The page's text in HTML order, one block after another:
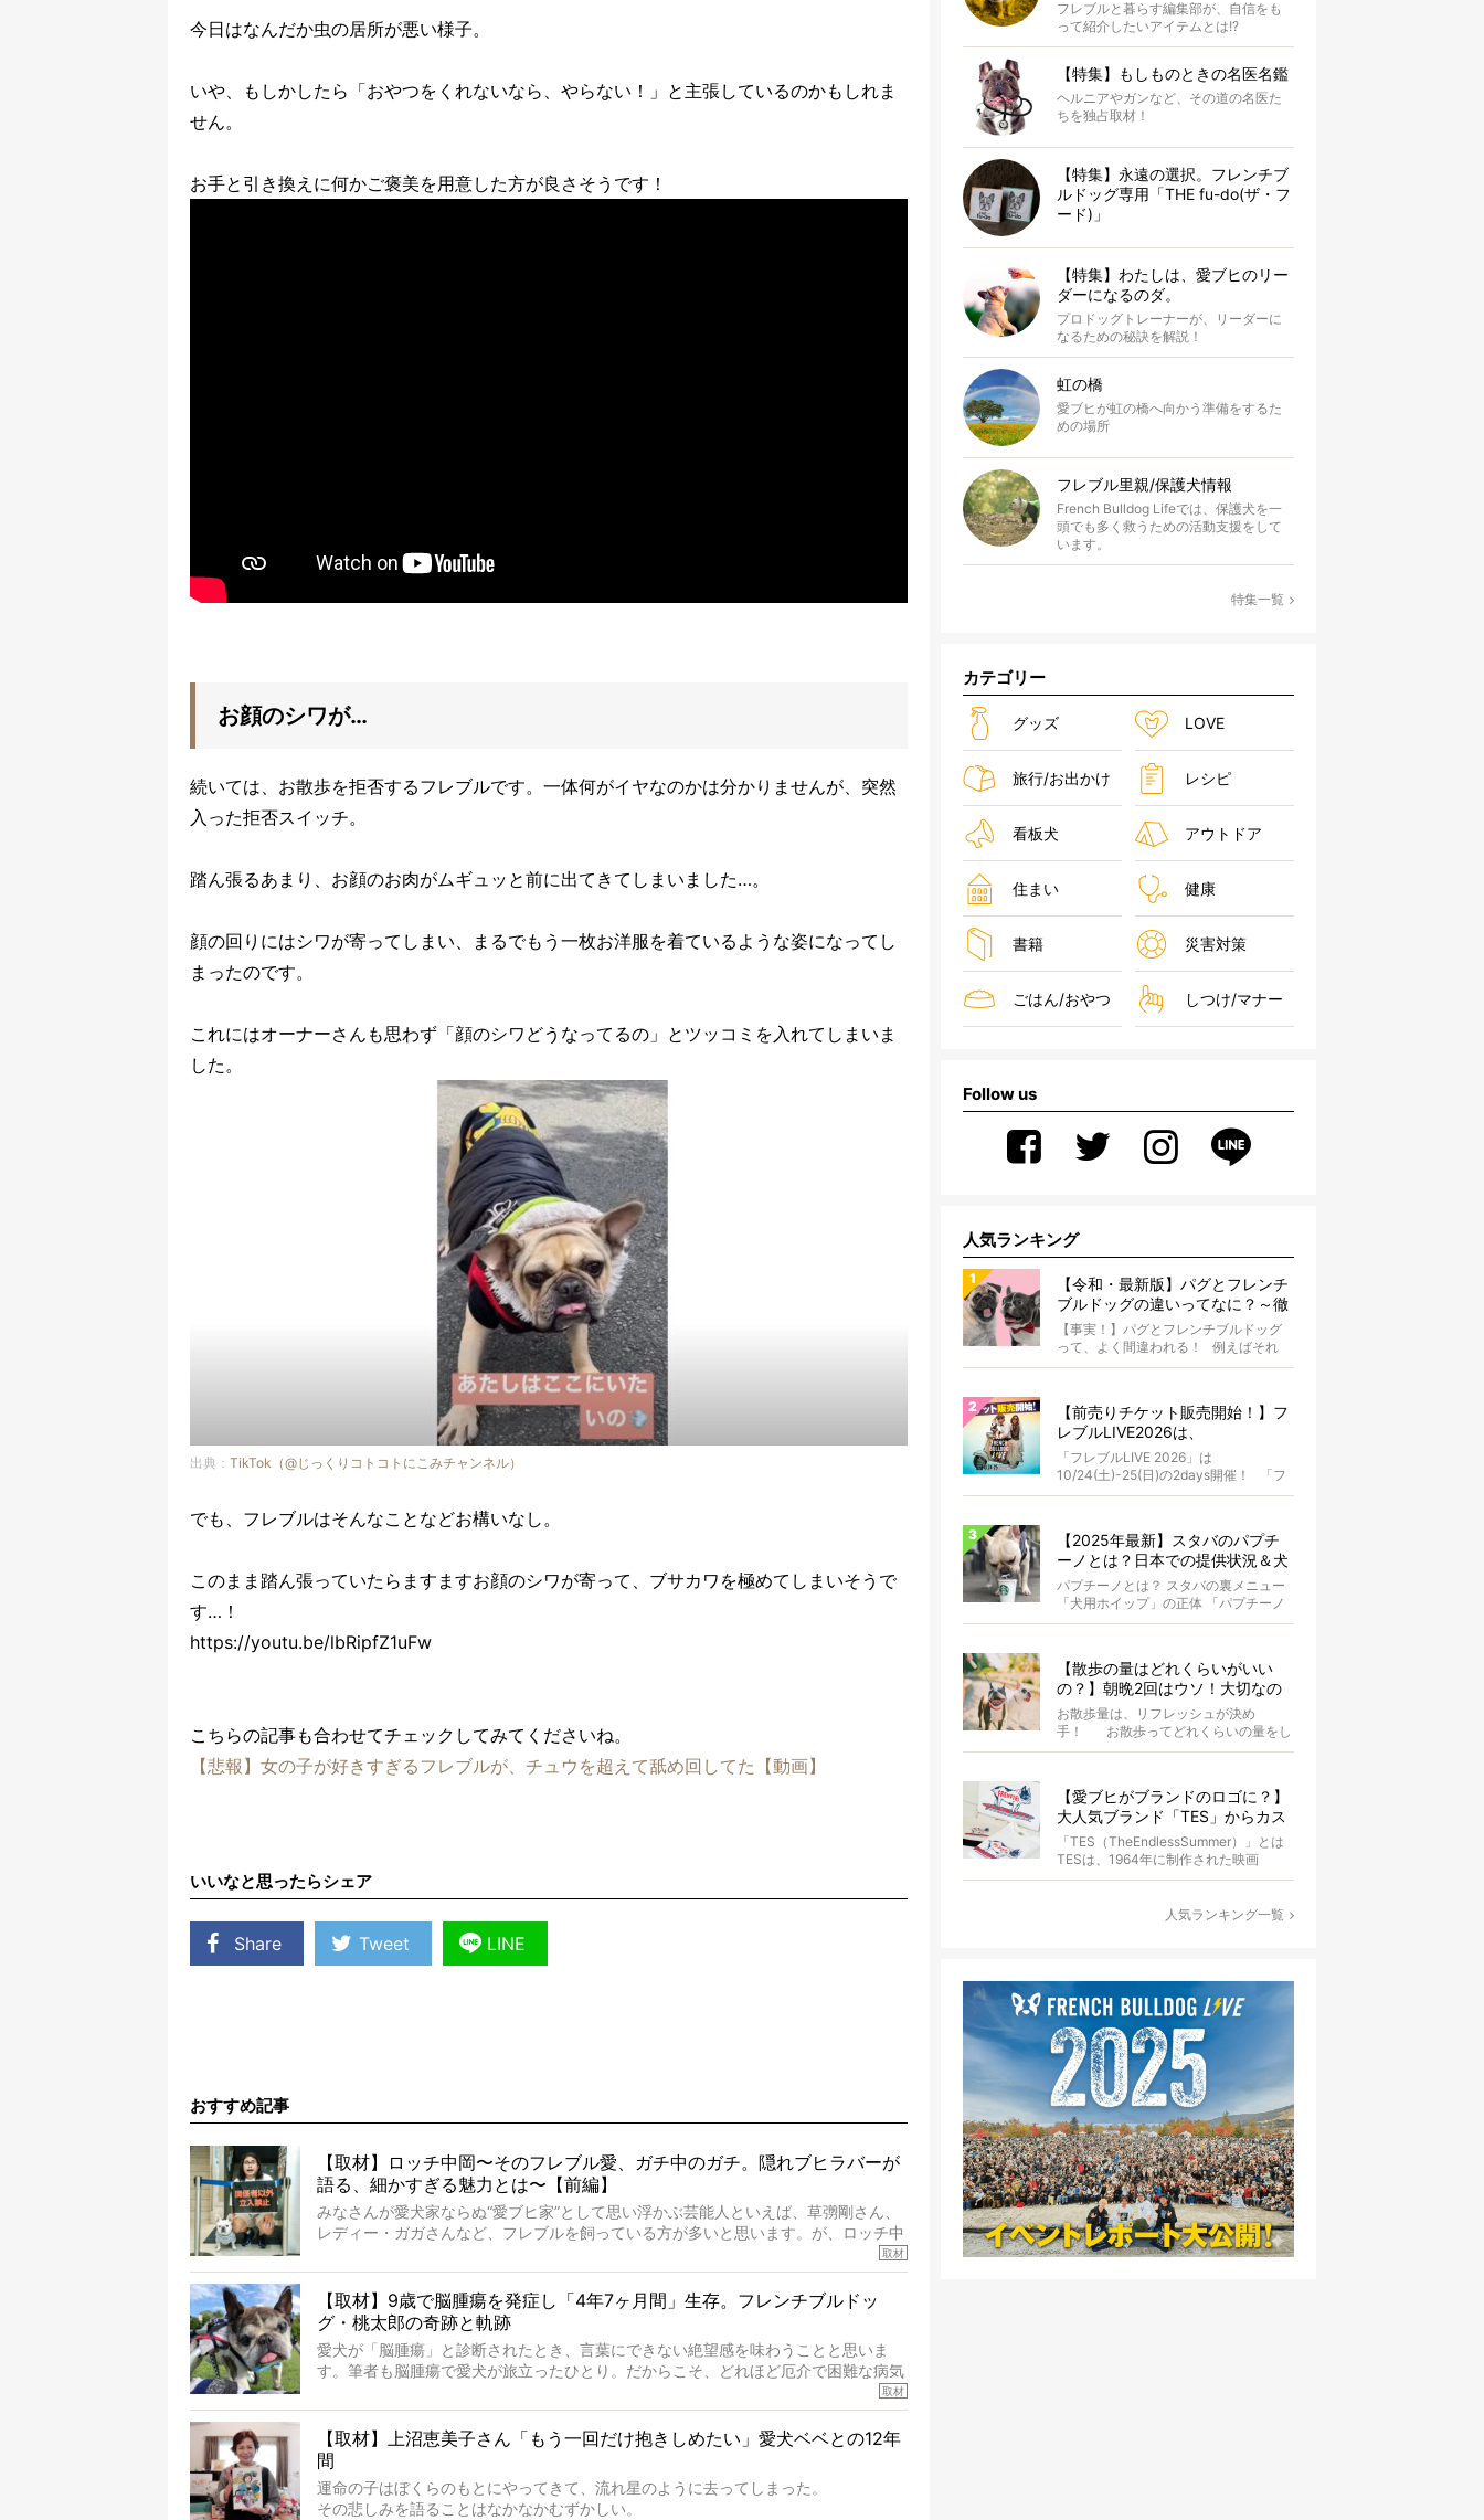
今日はなんだか虫の居所が悪い様子。
いや、もしかしたら「おやつをくれないなら、やらない！」と主張しているのかもしれま
せん。
お手と引き換えに何かご褒美を用意した方が良さそうです！
お顔のシワが…
続いては、お散歩を拒否するフレブルです。一体何がイヤなのかは分かりませんが、突然
入った拒否スイッチ。
踏ん張るあまり、お顔のお肉がムギュッと前に出てきてしまいました…。
顔の回りにはシワが寄ってしまい、まるでもう一枚お洋服を着ているような姿になってし
まったのです。
これにはオーナーさんも思わず「顔のシワどうなってるの」とツッコミを入れてしまいま
した。
出典： TikTok（@じっくりコトコトにこみチャンネル）
でも、フレブルはそんなことなどお構いなし。
このまま踏ん張っていたらますますお顔のシワが寄って、ブサカワを極めてしまいそうで
す…！
https://youtu.be/lbRipfZ1uFw
こちらの記事も合わせてチェックしてみてくださいね。
【悲報】女の子が好きすぎるフレブルが、チュウを超えて舐め回してた【動画】
いいなと思ったらシェア
Share Tweet LINE
おすすめ記事
【取材】ロッチ中岡〜そのフレブル愛、ガチ中のガチ。隠れブヒラバーが
語る、細かすぎる魅力とは〜【前編】
みなさんが愛犬家ならぬ“愛ブヒ家”として思い浮かぶ芸能人といえば、草彅剛さん、
レディー・ガガさんなど、フレブルを飼っている方が多いと思います。が、ロッチ中
岡さんも、じつは大のフレブルラバーだというのをご存知ですか？ フレブルを飼っ
ていないのにもかかわらず、中岡さんのインスタグラムを覗くと、たくさんのフレブ
ルアカウントがフォローされていて、わが『FRENCH BULLDOG LIFE』モデルのnico
やトーラスも、その中の一頭。
そんな中岡さんに、フレブルの魅力を語っていただきました。そのブヒ愛っぷりは、
思ってた以上！ ガチ中のガチでした!?
取材
【取材】9歳で脳腫瘍を発症し「4年7ヶ月間」生存。フレンチブルドッ
グ・桃太郎の奇跡と軌跡
愛犬が「脳腫瘍」と診断されたとき、言葉にできない絶望感を味わうことと思いま
す。筆者も脳腫瘍で愛犬が旅立ったひとり。だからこそ、どれほど厄介で困難な病気
かを理解をしているつもりです。「発症から1年生存すれば素晴らしい」とされるこ
の病気。
ところが、フレンチブルドッグの桃太郎は9歳で脳腫瘍を発症し、なんと4年7ヶ月間
も生き抜いたのです。旅立ったときの年齢は13歳と11ヶ月、レジェンド級のレジェン
ドでした。さらには、治療後3年間は一度も発作が起きなかったといいます。
この事実はフレンチブルドッグだけでなく、脳腫瘍と闘う多くの犬たちに勇気と希望
取材
【取材】上沼恵美子さん「もう一回だけ抱きしめたい」愛犬ベベとの12年
間
運命の子はぼくらのもとにやってきて、流れ星のように去ってしまった。
その悲しみを語ることはなかなかむずかしい。
フレブルと暮らす編集部が、自信をも
って紹介したいアイテムとは!?
【特集】もしものときの名医名鑑
ヘルニアやガンなど、その道の名医た
ちを独占取材！
【特集】永遠の選択。フレンチブ
ルドッグ専用「THE fu-do(ザ・フ
ード)」
【特集】わたしは、愛ブヒのリー
ダーになるのダ。
プロドッグトレーナーが、リーダーに
なるための秘訣を解説！
虹の橋
愛ブヒが虹の橋へ向かう準備をするた
めの場所
フレブル里親/保護犬情報
French Bulldog Lifeでは、保護犬を一
頭でも多く救うための活動支援をして
います。
特集一覧
カテゴリー
グッズ LOVE
旅行/お出かけ レシピ
看板犬 アウトドア
住まい 健康
書籍 災害対策
ごはん/おやつ しつけ/マナー
Follow us
人気ランキング
【令和・最新版】パグとフレンチ
ブルドッグの違いってなに？～徹
底解説～
【事実！】パグとフレンチブルドッグ
って、よく間違われる！ 例えばそれ
は、愛ブヒとのお散歩中。 &...
【前売りチケット販売開始！】フ
レブルLIVE2026は、
10/24(土)-25(日)開催！フレブル
だらけのキャンプ・前夜祭・バス
プランも新登場!?
「フレブルLIVE 2026」は
10/24(土)-25(日)の2days開催！ 「フ
レブルLIV...
【2025年最新】スタバのパプチ
ーノとは？日本での提供状況＆犬
同伴OK店舗一覧も紹介！
パプチーノとは？ スタバの裏メニュー
「犬用ホイップ」の正体 「パプチーノ
（Puppuccino）」とは、紙コッ...
【散歩の量はどれくらいがいい
の？】朝晩2回はウソ！大切なの
は運動量より「リフレッシュ」〜
お散歩にまつわる疑問FAQつき〜
お散歩量は、リフレッシュが決め
手！ お散歩ってどれくらいの量をし
たらいいのか迷いませんか？ よ...
【愛ブヒがブランドのロゴに？】
大人気ブランド「TES」からカス
タムオーダーが誕生！
「TES（TheEndlessSummer）」とは
TESは、1964年に制作された映画
『The...
人気ランキング一覧